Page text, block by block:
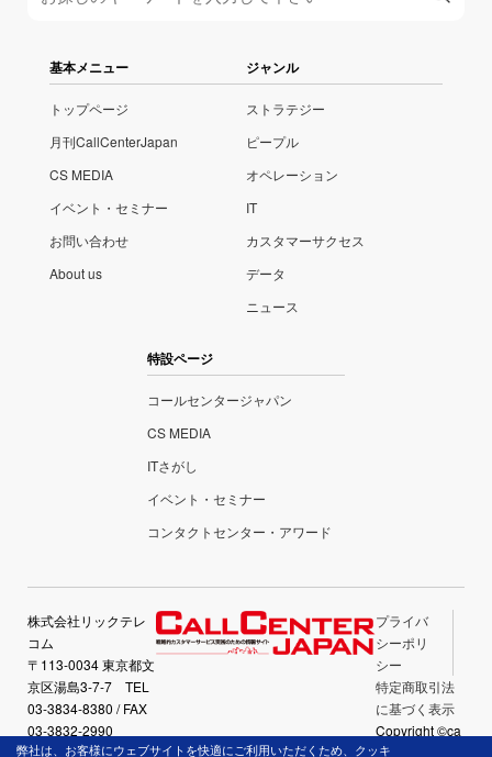
基本メニュー
トップページ
月刊CallCenterJapan
CS MEDIA
イベント・セミナー
お問い合わせ
About us
ジャンル
ストラテジー
ピープル
オペレーション
IT
カスタマーサクセス
データ
ニュース
特設ページ
コールセンタージャパン
CS MEDIA
ITさがし
イベント・セミナー
コンタクトセンター・アワード
株式会社リックテレ
コム
〒113-0034 東京都文
京区湯島3-7-7 TEL
03-3834-8380 / FAX
03-3832-2990
プライバ
シーポリ
シー
特定商取引法
に基づく表示
Copyright ©ca
llcenter-japan.
弊社は、お客様にウェブサイトを快適にご利用いただくため、クッキ